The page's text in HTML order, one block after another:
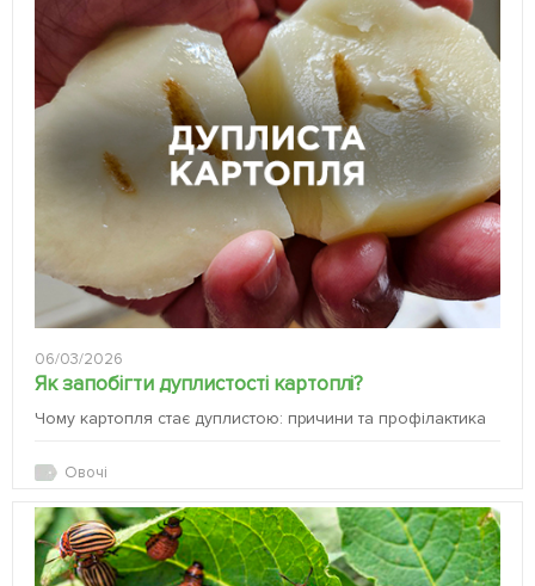
06/03/2026
Як запобігти дуплистості картоплі?
Чому картопля стає дуплистою: причини та профілактика
Овочі